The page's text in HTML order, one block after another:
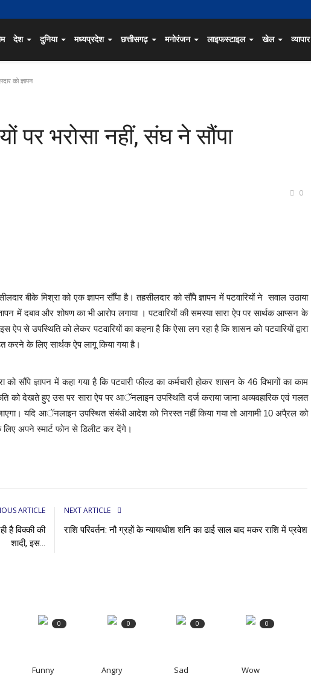
देश दुनिया मध्यप्रदेश छत्तीसगढ़ मनोरंजन लाइफस्टाइल खेल व्यापार
को ज्ञापन
पर भरोसा नहीं, संघ ने सौंपा
0
बीके मिश्रा को एक ज्ञापन सौँपा है। तहसीलदार को सौँपे ज्ञापन में पटवारियों ने सवाल उठाया
में दबाव और शोषण का भी आरोप लगाया । पटवारियों की समस्या सारा ऐप पर सार्थक आप्सन के
से उपस्थिति को लेकर पटवारियों का कहना है कि ऐसा लग रहा है कि शासन को पटवारियों द्वारा
करने के लिए सार्थक ऐप लागू किया गया है।
सौंपे ज्ञापन में कहा गया है कि पटवारी फील्ड का कर्मचारी होकर शासन के 46 विभागों का काम
को देखते हुए उस पर सारा ऐप पर आॅनलाइन उपस्थिति दर्ज कराया जाना अव्यवहारिक एवं गलत
यदि आॅनलाइन उपस्थित संबंधी आदेश को निरस्त नहीं किया गया तो आगामी 10 अपै्रल को
लिए अपने स्मार्ट फोन से डिलीट कर देंगे।
ARTICLE
है विक्की की
शादी, इस...
NEXT ARTICLE
राशि परिवर्तन: नौ ग्रहों के न्यायाधीश शनि का ढाई साल बाद मकर राशि में प्रवेश
0
Funny
0
Angry
0
Sad
0
Wow